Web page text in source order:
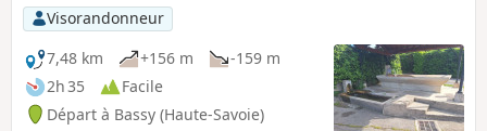
Visorandonneur
7,48 km
+156 m
-159 m
2h 35
Facile
Départ à Bassy (Haute-Savoie)